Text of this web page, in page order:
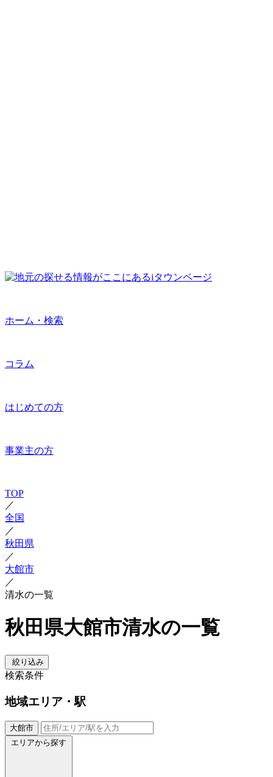
ホーム・検索
コラム
はじめての方
事業主の方
TOP
／
全国
／
秋田県
／
大館市
／
清水の一覧
秋田県大館市清水の一覧
絞り込み
検索条件
地域エリア・駅
大館市
エリアから探す